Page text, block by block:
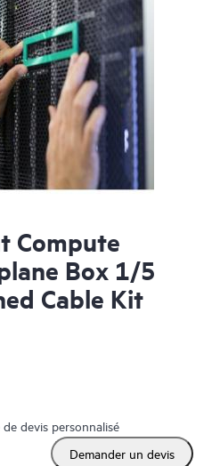
Compute
Box 1/5
Cable Kit
devis personnalisé
Demander un devis